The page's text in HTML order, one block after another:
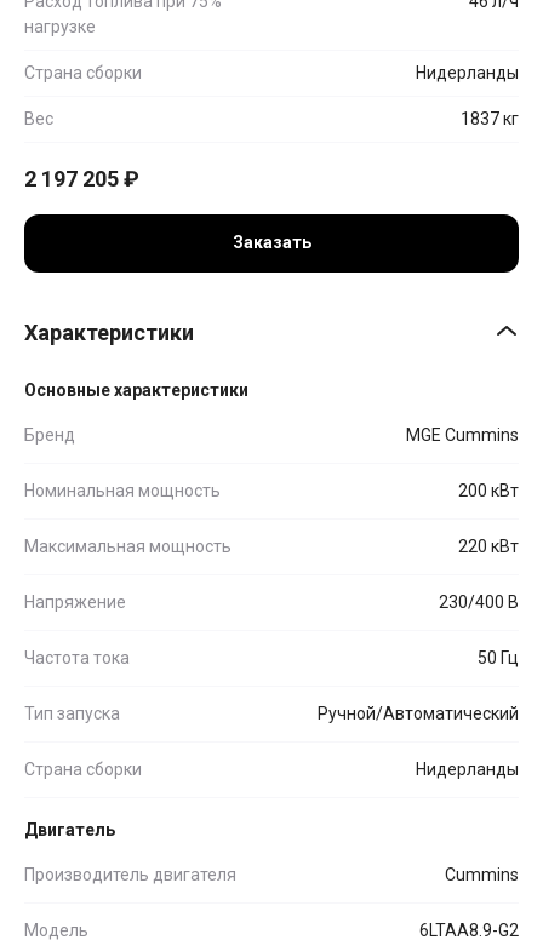
нагрузке
Страна сборки Нидерланды
Вес 1837 кг
2 197 205₽
Заказать
Характеристики
Основные характеристики
Бренд MGE Cummins
Номинальная мощность 200 кВт
Максимальная мощность 220 кВт
Напряжение 230/400 В
Частота тока 50 Гц
Тип запуска Ручной/Автоматический
Страна сборки Нидерланды
Двигатель
Производитель двигателя Cummins
Модель 6LTAA8.9-G2